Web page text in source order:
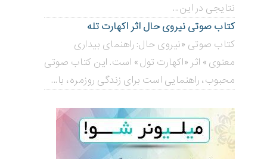
نتایجی در این...
کتاب صوتی نیروی حال اثر اکهارت تله
کتاب صوتی «نیروی حال: راهنمای بیداری
معنوی» اثر «اکهارت تول» است. این کتاب صوتی
محبوب، راهنمایی است برای زندگی روزمره، با...